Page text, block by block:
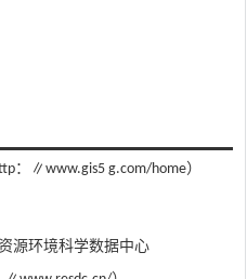
：∥www.gis5 g.com/home）
源环境科学数据中心